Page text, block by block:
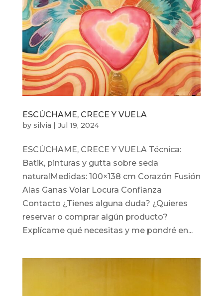
ESCÚCHAME, CRECE Y VUELA
by silvia | Jul 19, 2024
ESCÚCHAME, CRECE Y VUELA Técnica:
Batik, pinturas y gutta sobre seda
naturalMedidas: 100×138 cm Corazón Fusión
Alas Ganas Volar Locura Confianza
Contacto ¿Tienes alguna duda? ¿Quieres
reservar o comprar algún producto?
Explícame qué necesitas y me pondré en...